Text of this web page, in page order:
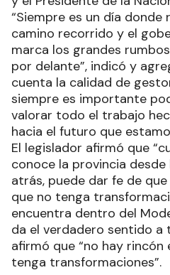
“Siempre es un día donde
camino recorrido y el
marca los grandes
por delante”, indicó y
cuenta la calidad de
siempre es importante
valorar todo el trabajo
hacia el futuro que
El legislador afirmó que
conoce la provincia
atrás, puede dar fe de
que no tenga
encuentra dentro del
da el verdadero sentido a
afirmó que “no hay rincón
tenga transformaciones”.